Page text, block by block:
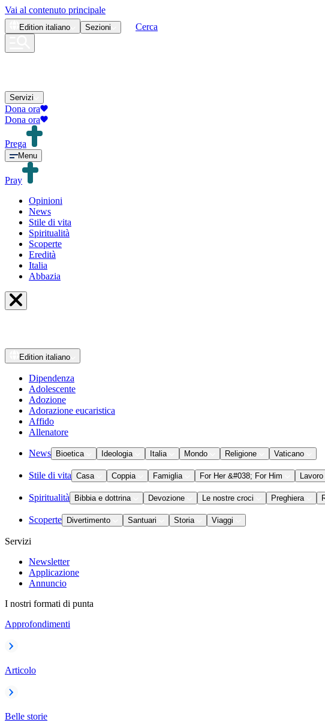
Vai al contenuto principale
Edition italiano Sezioni Cerca
Servizi
Dona ora
Dona ora
Prega
Menu
Pray
Opinioni
News
Stile di vita
Spiritualità
Scoperte
Eredità
Italia
Abbazia
Edition italiano
Dipendenza
Adolescente
Adozione
Adorazione eucaristica
Affido
Allenatore
News Bioetica Ideologia Italia Mondo Religione Vaticano
Stile di vita Casa Coppia Famiglia For Her &#038; For Him Lavoro
Spiritualità Bibbia e dottrina Devozione Le nostre croci Preghiera
Scoperte Divertimento Santuari Storia Viaggi
Servizi
Newsletter
Applicazione
Annuncio
I nostri formati di punta
Approfondimenti
Articolo
Belle storie